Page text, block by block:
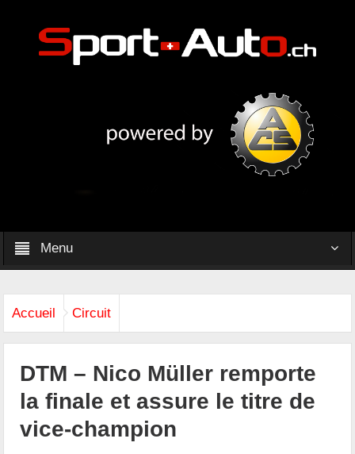
Menu
Accueil Circuit
DTM – Nico Müller remporte
la finale et assure le titre de
vice-champion